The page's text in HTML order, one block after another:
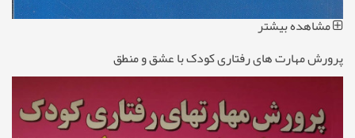
مشاهده بیشتر
پرورش مهارت های رفتاری کودک با عشق و منطق